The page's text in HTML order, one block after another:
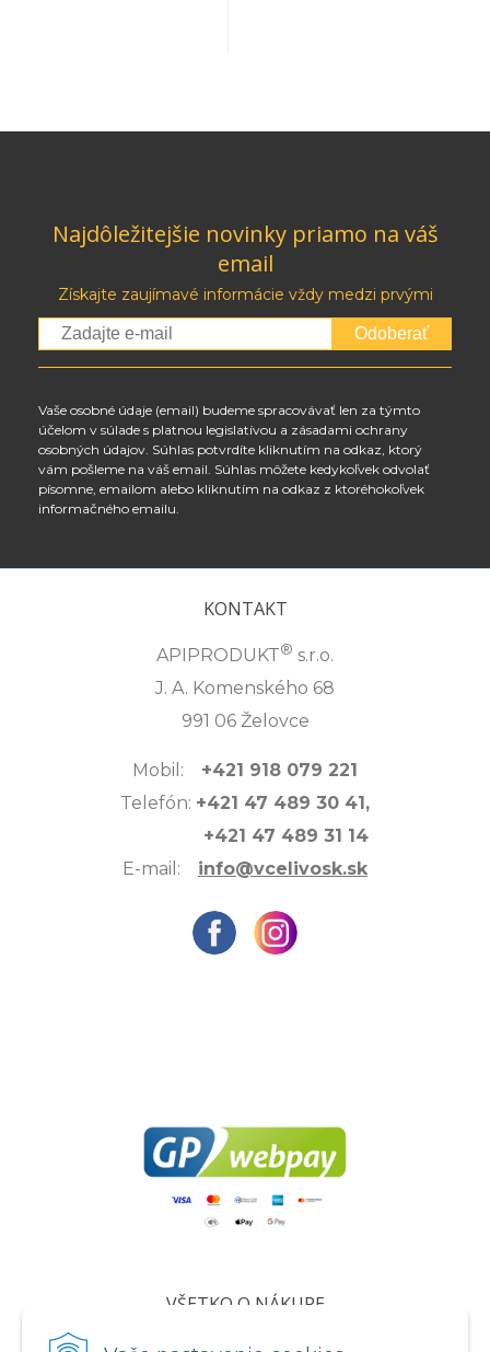
Najdôležitejšie novinky priamo na váš
email
Získajte zaujímavé informácie vždy medzi prvými
Odoberať
Vaše osobné údaje (email) budeme spracovávať len za týmto
účelom v súlade s platnou legislatívou a zásadami ochrany
osobných údajov. Súhlas potvrdíte kliknutím na odkaz, ktorý
vám pošleme na váš email. Súhlas môžete kedykoľvek odvolať
písomne, emailom alebo kliknutím na odkaz z ktoréhokoľvek
informačného emailu.
KONTAKT
APIPRODUKT® s.r.o.
J. A. Komenského 68
991 06 Želovce
Mobil: +421 918 079 221
Telefón: +421 47 489 30 41,
+421 47 489 31 14
E-mail: info@vcelivosk.sk
VŠETKO O NÁKUPE
Certifikáty